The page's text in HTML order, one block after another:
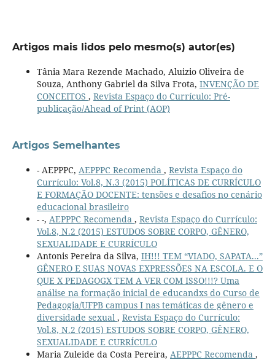
Artigos mais lidos pelo mesmo(s) autor(es)
Tânia Mara Rezende Machado, Aluizio Oliveira de
Souza, Anthony Gabriel da Silva Frota, INVENÇÃO DE
CONCEITOS , Revista Espaço do Currículo: Pré-
publicação/Ahead of Print (AOP)
Artigos Semelhantes
- AEPPPC, AEPPPC Recomenda , Revista Espaço do
Currículo: Vol.8, N.3 (2015) POLÍTICAS DE CURRÍCULO
E FORMAÇÃO DOCENTE: tensões e desafios no cenário
educacional brasileiro
- -, AEPPPC Recomenda , Revista Espaço do Currículo:
Vol.8, N.2 (2015) ESTUDOS SOBRE CORPO, GÊNERO,
SEXUALIDADE E CURRÍCULO
Antonis Pereira da Silva, IH!!! TEM “VIADO, SAPATA...”
GÊNERO E SUAS NOVAS EXPRESSÕES NA ESCOLA. E O
QUE X PEDAGOGX TEM A VER COM ISSO!!!? Uma
análise na formação inicial de educandxs do Curso de
Pedagogia/UFPB campus I nas temáticas de gênero e
diversidade sexual , Revista Espaço do Currículo:
Vol.8, N.2 (2015) ESTUDOS SOBRE CORPO, GÊNERO,
SEXUALIDADE E CURRÍCULO
Maria Zuleide da Costa Pereira, AEPPPC Recomenda ,